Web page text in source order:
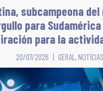
subcampeona del
para
para la
20/07/2026 GERAL , NOTÍCIAS